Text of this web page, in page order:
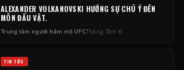
ALEXANDER VOLKANOVSKI HƯỚNG SỰ CHÚ Ý ĐẾN
MÔN ĐẤU VẬT.
Trung tâm người hâm mộ UFCTháng Tám 6
TIN TỨC